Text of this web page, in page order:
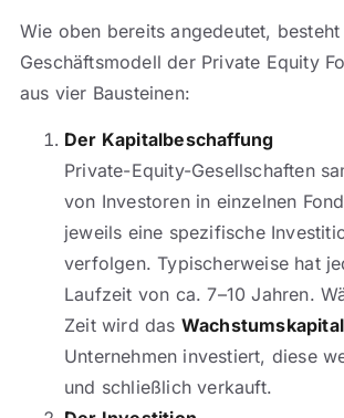
Wie oben bereits angedeutet, besteht
Geschäftsmodell der Private Equity
aus vier Bausteinen:
Der Kapitalbeschaffung
Private-Equity-Gesellschaften
von Investoren in einzelnen
jeweils eine spezifische
verfolgen. Typischerweise hat
Laufzeit von ca. 7–10 Jahren.
Zeit wird das Wachstumskapital
Unternehmen investiert, diese
und schließlich verkauft.